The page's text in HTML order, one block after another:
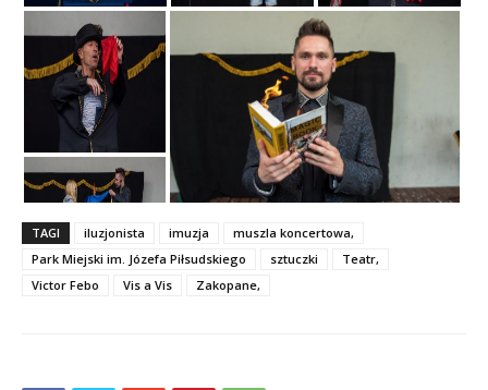
TAGI iluzjonista imuzja
muszla koncertowa,
Park Miejski im. Józefa Piłsudskiego
sztuczki
Teatr,
Victor Febo
Vis a Vis Zakopane,